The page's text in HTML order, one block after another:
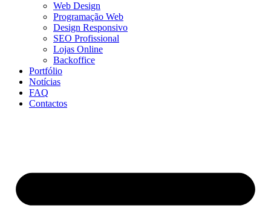
Web Design
Programação Web
Design Responsivo
SEO Profissional
Lojas Online
Backoffice
Portfólio
Notícias
FAQ
Contactos